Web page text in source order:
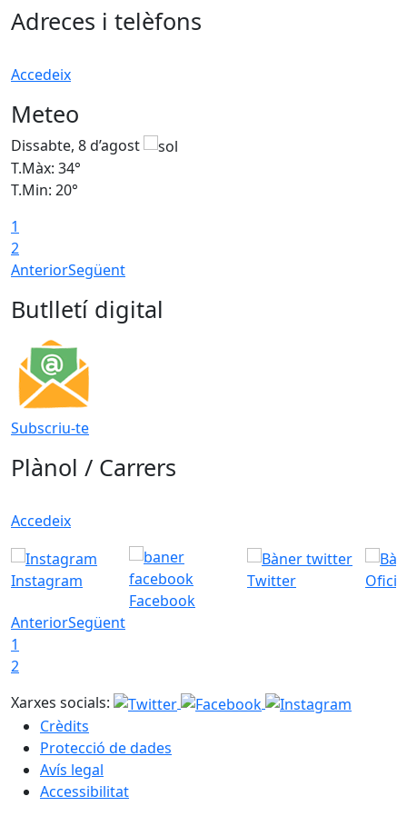
Adreces i telèfons
Accedeix
Meteo
Dissabte, 8 d’agost
T.Màx: 34°
T.Min: 20°
1
2
AnteriorSegüent
Butlletí digital
Subscriu-te
Plànol / Carrers
Accedeix
Instagram
Facebook
Twitter
AnteriorSegüent
1
2
Xarxes socials:
Crèdits
Protecció de dades
Avís legal
Accessibilitat